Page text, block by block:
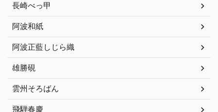
長崎べっ甲
阿波和紙
阿波正藍しじら織
雄勝硯
雲州そろばん
飛騨春慶